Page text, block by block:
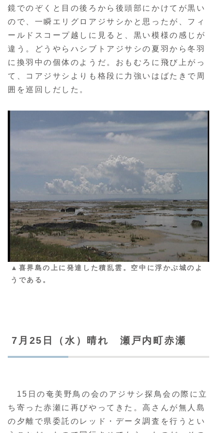
鏡でのぞくと目の後ろから後頭部にかけてが黒い
ので、一瞬エリグロアジサシかと思ったが、フィ
ールドスコープ越しに見ると、黒い模様の感じが
違う。どうやらハシブトアジサシの夏羽から冬羽
に換羽中の個体のようだ。おもむろに飛び上がっ
て、コアジサシよりも格段に力強いはばたきで周
囲を巡回しだした。
▲喜界島の上に発達した積乱雲。空中に浮かぶ城のよ
うである。
7月25日（水）晴れ 瀬戸内町赤瀬
15日の奄美野鳥の会のアジサシ探鳥会の際に立
ち寄った赤瀬に再びやってきた。高さんが無人島
の夕離で県委託のレッド・データ調査を行うとい